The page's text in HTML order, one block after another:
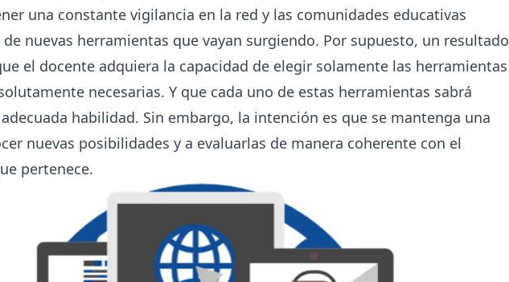
una constante vigilancia en la red y las comunidades educativas
nuevas herramientas que vayan surgiendo. Por supuesto, un resultado
el docente adquiera la capacidad de elegir solamente las herramientas
necesarias. Y que cada uno de estas herramientas sabrá
habilidad. Sin embargo, la intención es que se mantenga una
nuevas posibilidades y a evaluarlas de manera coherente con el
pertenece.